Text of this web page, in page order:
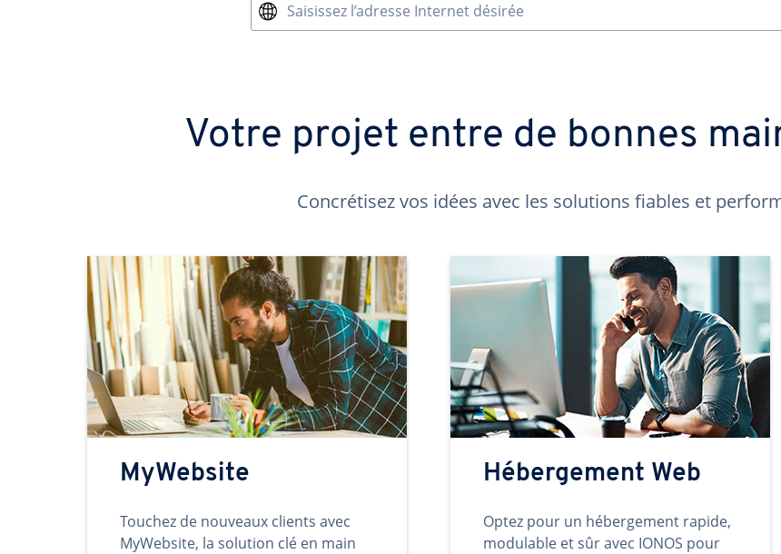
Saisissez l’adresse Internet désirée
Votre projet entre de bonnes
Concrétisez vos idées avec les solutions fiables et
MyWebsite
Touchez de nouveaux clients avec
MyWebsite, la solution clé en main
Hébergement Web
Optez pour un hébergement rapide,
modulable et sûr avec IONOS pour